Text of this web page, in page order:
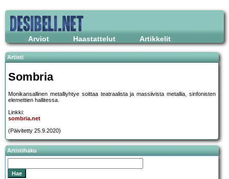
Arviot Haastattelut Artikkelit
Artisti
Sombria
Monikansallinen metalliyhtye soittaa teatraalista ja massiivista metallia, sinfonisten
elemettien hallitessa.
Linkki:
sombria.net
(Päivitetty 25.9.2020)
Artistihaku